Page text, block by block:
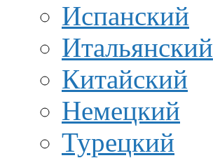
Испанский
Итальянский
Китайский
Немецкий
Турецкий